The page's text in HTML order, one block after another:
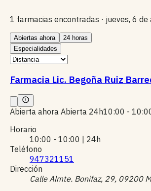
1 farmacias encontradas · jueves, 6
Abiertas ahora
24 horas
Especialidades
Farmacia Lic. Begoña Ruiz
Abierta ahora Abierta 24h10:00 -
Horario
10:00 - 10:00 | 24h
Teléfono
947321151
Dirección
Calle Almte. Bonifaz, 29, 09200